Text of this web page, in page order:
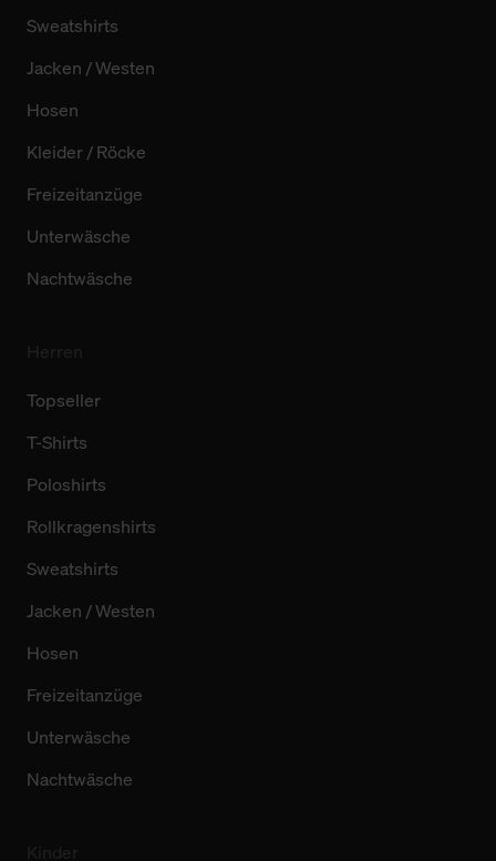
Sweatshirts
Jacken / Westen
Hosen
Kleider / Röcke
Freizeitanzüge
Unterwäsche
Nachtwäsche
Topseller
T-Shirts
Poloshirts
Rollkragenshirts
Sweatshirts
Jacken / Westen
Hosen
Freizeitanzüge
Unterwäsche
Nachtwäsche